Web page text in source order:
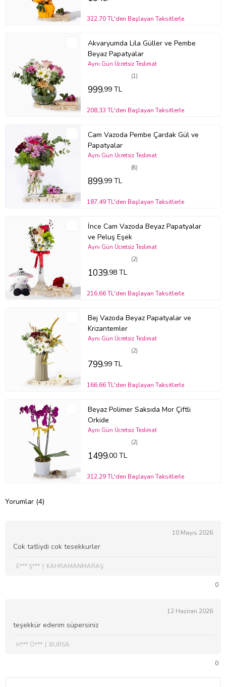
Stok durumuna göre ürünlerde ufak değişiklikler olabilir.
322,70 TL'den Başlayan Taksitlerle
Akvaryumda Lila Güller ve Pembe
Beyaz Papatyalar
(1)
Aynı Gün Ücretsiz Teslimat
999,99 TL
208,33 TL'den Başlayan Taksitlerle
Cam Vazoda Pembe Çardak Gül ve
Papatyalar
(8)
Aynı Gün Ücretsiz Teslimat
899,99 TL
187,49 TL'den Başlayan Taksitlerle
İnce Cam Vazoda Beyaz Papatyalar
ve Peluş Eşek
(2)
Aynı Gün Ücretsiz Teslimat
1039,98 TL
216,66 TL'den Başlayan Taksitlerle
Bej Vazoda Beyaz Papatyalar ve
Krizantemler
(2)
Aynı Gün Ücretsiz Teslimat
799,99 TL
166,66 TL'den Başlayan Taksitlerle
Beyaz Polimer Saksıda Mor Çiftli
Orkide
(2)
Aynı Gün Ücretsiz Teslimat
1499,00 TL
312,29 TL'den Başlayan Taksitlerle
Yorumlar (4)
10 Mayıs 2026
Cok tatliydi cok tesekkurler
E*** Ş*** KAHRAMANMARAŞ
0
12 Haziran 2026
teşekkür ederim süpersiniz
H*** Ö*** BURSA
0